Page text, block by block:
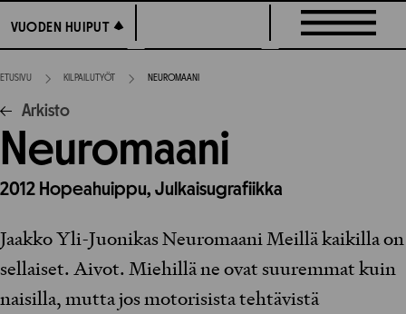
suoraan
sisältöön
VUODEN HUIPUT
VUODEN HUIPUT
ETUSIVU KILPAILUTYÖT NEUROMAANI
Arkisto
Neuromaani
2012 Hopeahuippu, Julkaisugrafiikka
Jaakko Yli-Juonikas Neuromaani Meillä kaikilla on
sellaiset. Aivot. Miehillä ne ovat suuremmat kuin
naisilla, mutta jos motorisista tehtävistä